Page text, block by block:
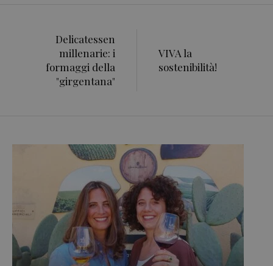
Delicatessen
millenarie: i
formaggi della
"girgentana"
VIVA la
sostenibilità!